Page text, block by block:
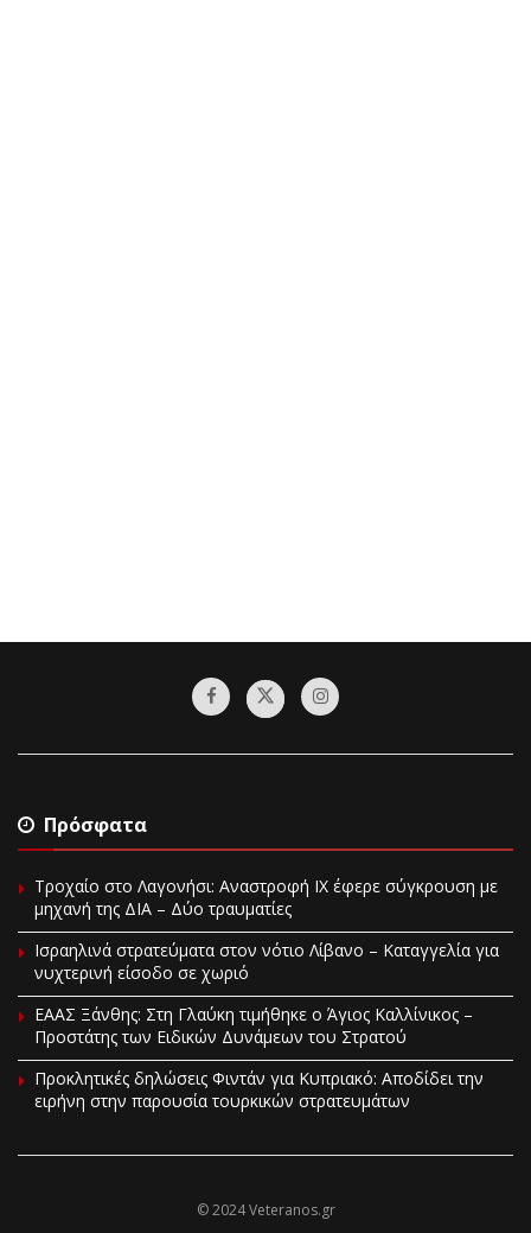
Πρόσφατα
Τροχαίο στο Λαγονήσι: Αναστροφή ΙΧ έφερε σύγκρουση με
μηχανή της ΔΙΑ – Δύο τραυματίες
Ισραηλινά στρατεύματα στον νότιο Λίβανο – Καταγγελία για
νυχτερινή είσοδο σε χωριό
EAAΣ Ξάνθης: Στη Γλαύκη τιμήθηκε ο Άγιος Καλλίνικος –
Προστάτης των Ειδικών Δυνάμεων του Στρατού
Προκλητικές δηλώσεις Φιντάν για Κυπριακό: Αποδίδει την
ειρήνη στην παρουσία τουρκικών στρατευμάτων
© 2024 Veteranos.gr